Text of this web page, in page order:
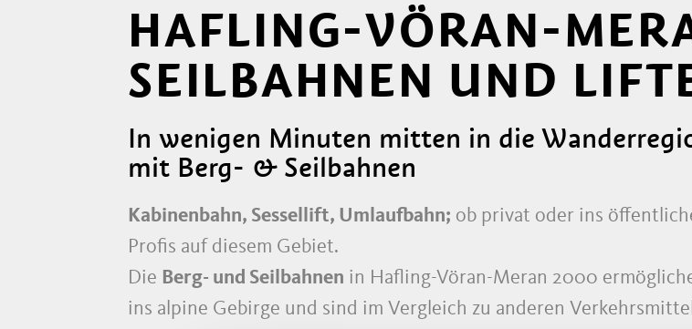
HAFLING-VÖRAN-
SEILBAHNEN UND
In wenigen Minuten mitten in die
mit Berg- & Seilbahnen
Kabinenbahn, Sessellift, Umlaufbahn; ob privat oder ins
Profis auf diesem Gebiet.
Die Berg- und Seilbahnen in Hafling-Vöran-Meran 2000
ins alpine Gebirge und sind im Vergleich zu anderen